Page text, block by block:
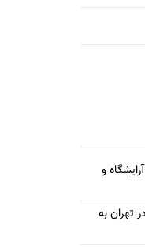
و
تهران به